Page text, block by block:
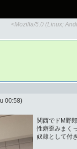
<Mozilla/5.0 (Linux;
00:58)
関西でドM野
性癖歪みまく
奴隷として付